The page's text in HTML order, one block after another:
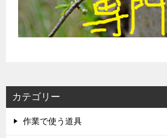
カテゴリー
作業で使う道具